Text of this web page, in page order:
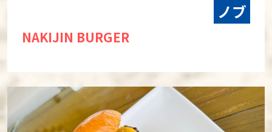
ノブ
NAKIJIN BURGER